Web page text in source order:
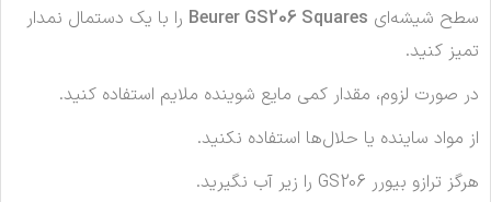
سطح شیشه‌ای Beurer GS206 Squares را با یک دستمال نمدار
تمیز کنید.
در صورت لزوم، مقدار کمی مایع شوینده ملایم استفاده کنید.
از مواد ساینده یا حلال‌ها استفاده نکنید.
هرگز ترازو بیورر GS206 را زیر آب نگیرید.